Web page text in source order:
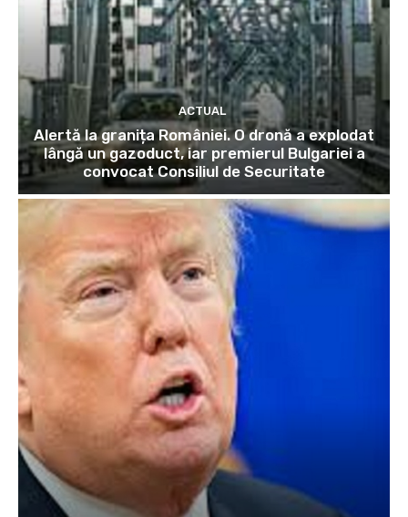
ACTUAL
Alertă la granița României. O dronă a explodat
lângă un gazoduct, iar premierul Bulgariei a
convocat Consiliul de Securitate